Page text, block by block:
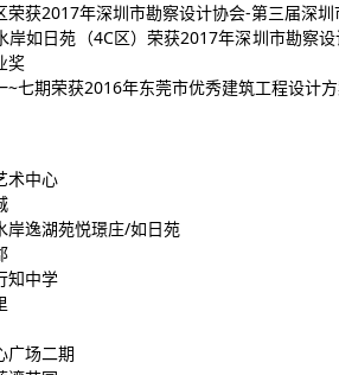
荣获2017年深圳市勘察设计协会-第三届深
岸如日苑（4C区）荣获2017年深圳市勘察
奖
~七期荣获2016年东莞市优秀建筑工程设计
术中心
岸逸湖苑悦璟庄/如日苑
知中学
广场二期